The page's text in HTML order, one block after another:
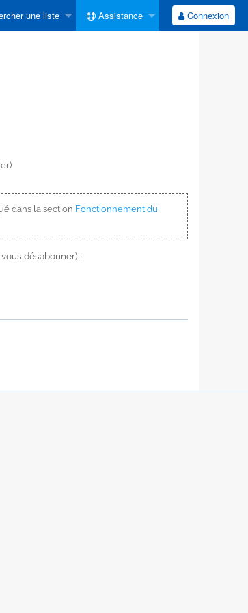
une liste Assistance Connexion
dans la section Fonctionnement du
désabonner) :